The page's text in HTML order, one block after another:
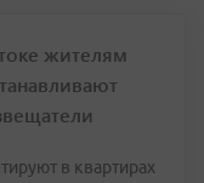
жителям
в квартирах